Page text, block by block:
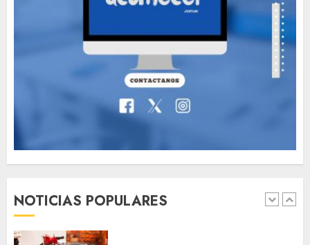
NOTICIAS POPULARES
The full story of
Thailand’s extraordinary
cave rescue
MAYO 14, 2024
1
Jorge Messi, el hombre
que acompañó a Lionel
AGOSTO 8, 2026